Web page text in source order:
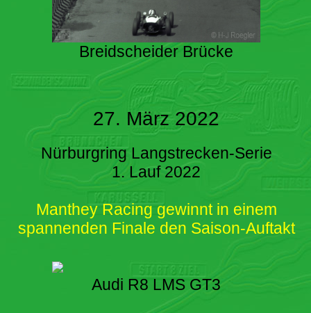
Breidscheider Brücke
27. März 2022
Nürburgring Langstrecken-Serie
1. Lauf 2022
Manthey Racing gewinnt in einem
spannenden Finale den Saison-Auftakt
Audi R8 LMS GT3